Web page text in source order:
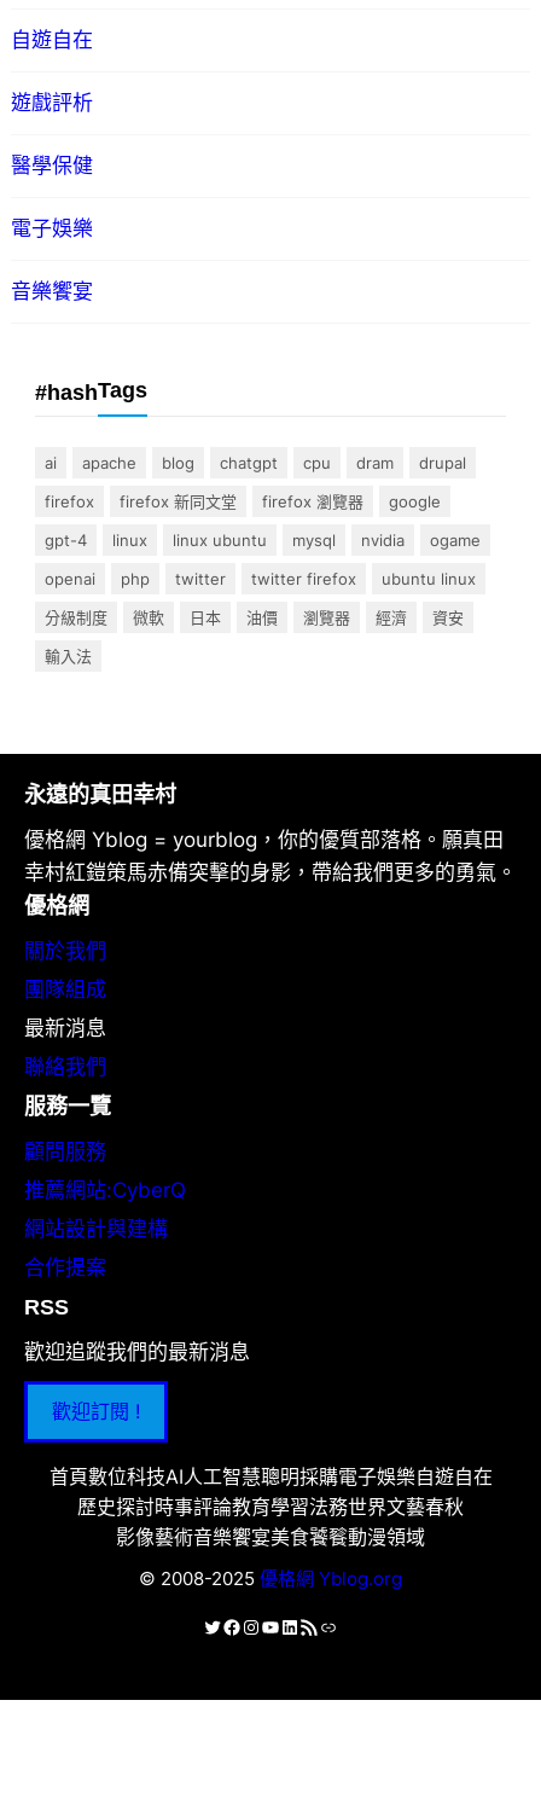
自遊自在
遊戲評析
醫學保健
電子娛樂
音樂饗宴
#hashTags
ai apache blog chatgpt cpu dram
drupal
firefox
firefox 新同文堂 firefox 瀏覽器
google
gpt-4
linux linux ubuntu mysql nvidia
ogame
openai
php twitter twitter firefox
ubuntu linux
分級制度
微軟 日本 油價 瀏覽器 經濟
資安
輸入法
永遠的真田幸村
優格網 Yblog = yourblog，你的優質部落格。願真田
幸村紅鎧策馬赤備突擊的身影，帶給我們更多的勇氣。
優格網
關於我們
團隊組成
最新消息
聯絡我們
服務一覽
顧問服務
推薦網站:CyberQ
網站設計與建構
合作提案
RSS
歡迎追蹤我們的最新消息
歡迎訂閱 !
首頁數位科技AI人工智慧聰明採購電子娛樂自遊自在
歷史探討時事評論教育學習法務世界文藝春秋
影像藝術音樂饗宴美食饕餮動漫領域
© 2008-2025 優格網 Yblog.org
X Facebook
Instagram
YouTube
LinkedIn
RSS 資訊提供連結